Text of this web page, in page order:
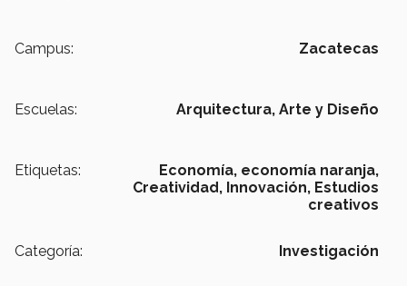
Campus: Zacatecas
Escuelas: Arquitectura, Arte y Diseño
Etiquetas: Economía, economía naranja,
Creatividad, Innovación, Estudios
creativos
Categoría: Investigación